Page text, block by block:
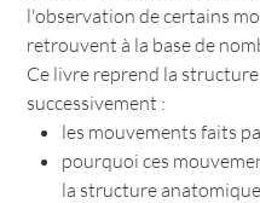
l'observation de certains
retrouvent à la base de
Ce livre reprend la
successivement :
les mouvements faits
pourquoi ces
la structure anatomique,